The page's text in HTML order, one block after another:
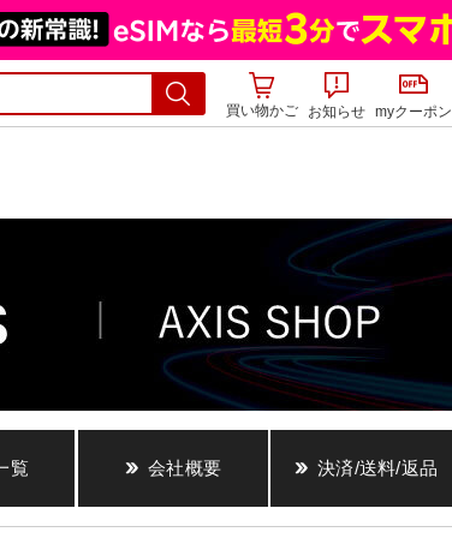
買い物かご お知らせ myクーポン